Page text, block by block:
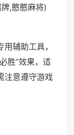
,憨憨麻将)
辅助工具，
胜”效果，适
注意遵守游戏